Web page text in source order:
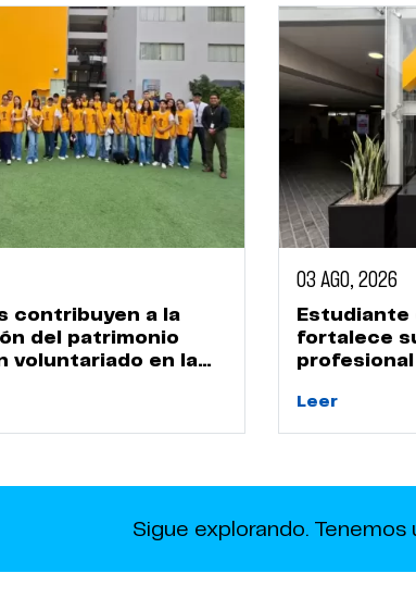
contribuyen a la
del patrimonio
voluntariado en la
03 AGO, 2026
fortalece
Leer
Sigue explorando. Tenemos